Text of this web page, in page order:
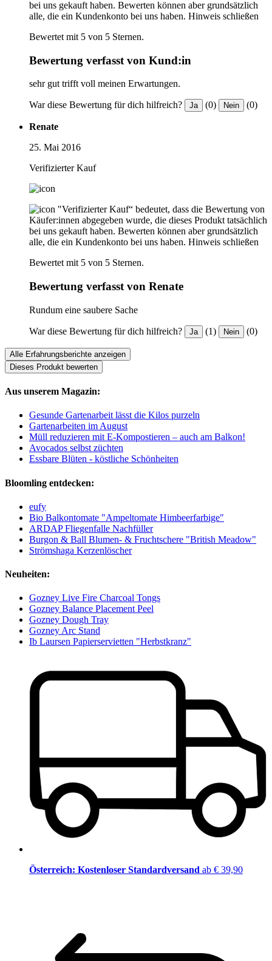
bei uns gekauft haben. Bewerten können aber grundsätzlich
alle, die ein Kundenkonto bei uns haben. Hinweis schließen
Bewertet mit 5 von 5 Sternen.
Bewertung verfasst von Kund:in
sehr gut trifft voll meinen Erwartungen.
War diese Bewertung für dich hilfreich? Ja (0) Nein (0)
Renate
25. Mai 2016
Verifizierter Kauf
"Verifizierter Kauf“ bedeutet, dass die Bewertung von
Käufer:innen abgegeben wurde, die dieses Produkt tatsächlich
bei uns gekauft haben. Bewerten können aber grundsätzlich
alle, die ein Kundenkonto bei uns haben. Hinweis schließen
Bewertet mit 5 von 5 Sternen.
Bewertung verfasst von Renate
Rundum eine saubere Sache
War diese Bewertung für dich hilfreich? Ja (1) Nein (0)
Alle Erfahrungsberichte anzeigen
Dieses Produkt bewerten
Aus unserem Magazin:
Gesunde Gartenarbeit lässt die Kilos purzeln
Gartenarbeiten im August
Müll reduzieren mit E-Kompostieren – auch am Balkon!
Avocados selbst züchten
Essbare Blüten - köstliche Schönheiten
Bloomling entdecken:
eufy
Bio Balkontomate "Ampeltomate Himbeerfarbige"
ARDAP Fliegenfalle Nachfüller
Burgon & Ball Blumen- & Fruchtschere "British Meadow"
Strömshaga Kerzenlöscher
Neuheiten:
Gozney Live Fire Charcoal Tongs
Gozney Balance Placement Peel
Gozney Dough Tray
Gozney Arc Stand
Ib Laursen Papierservietten "Herbstkranz"
Österreich: Kostenloser Standardversand ab € 39,90